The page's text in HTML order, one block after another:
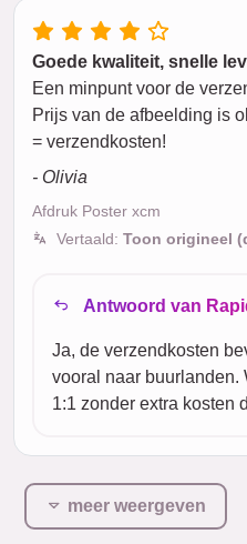
Goede kwaliteit, snelle
Een minpunt voor de
Prijs van de afbeelding is
= verzendkosten!
- Olivia
Afdruk Poster xcm
Vertaald: Toon origineel
Antwoord van
Ja, de verzendkosten
vooral naar buurlanden.
1:1 zonder extra kosten
meer weergeven